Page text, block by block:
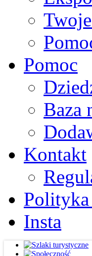
Pomoc
Baza
Kontakt
Insta